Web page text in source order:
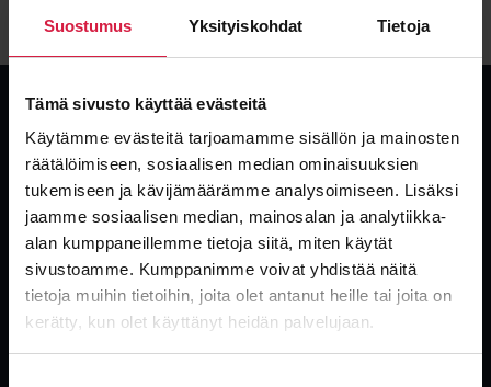
Suostumus Yksityiskohdat Tietoja
Tämä sivusto käyttää evästeitä
Käytämme evästeitä tarjoamamme sisällön ja mainosten
räätälöimiseen, sosiaalisen median ominaisuuksien
tukemiseen ja kävijämäärämme analysoimiseen. Lisäksi
jaamme sosiaalisen median, mainosalan ja analytiikka-
alan kumppaneillemme tietoja siitä, miten käytät
sivustoamme. Kumppanimme voivat yhdistää näitä
tietoja muihin tietoihin, joita olet antanut heille tai joita on
kerätty, kun olet käyttänyt heidän palvelujaan.
Global, independent transformer supplier. New, used and surplus
transformers with the industry’s fastest delivery.